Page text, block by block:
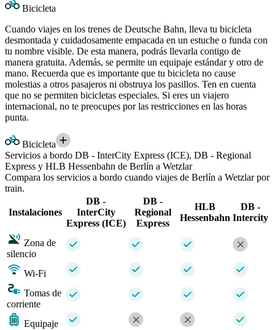
Bicicleta
Cuando viajes en los trenes de Deutsche Bahn, lleva tu bicicleta
desmontada y cuidadosamente empacada en un estuche o funda con
tu nombre visible. De esta manera, podrás llevarla contigo de
manera gratuita. Además, se permite un equipaje estándar y otro de
mano. Recuerda que es importante que tu bicicleta no cause
molestias a otros pasajeros ni obstruya los pasillos. Ten en cuenta
que no se permiten bicicletas especiales. Si eres un viajero
internacional, no te preocupes por las restricciones en las horas
punta.
Bicicleta
Servicios a bordo DB - InterCity Express (ICE), DB - Regional
Express y HLB Hessenbahn de Berlín a Wetzlar
Compara los servicios a bordo cuando viajes de Berlín a Wetzlar por
train.
Instalaciones
DB -
InterCity
Express (ICE)
DB -
Regional
Express
HLB
Hessenbahn
DB -
Intercity
Zona de
silencio
Wi-Fi
Tomas de
corriente
Equipaje